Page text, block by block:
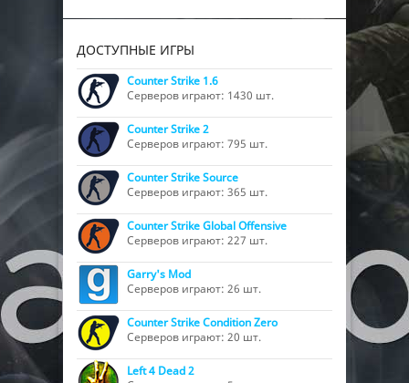
ДОСТУПНЫЕ ИГРЫ
Counter Strike 1.6
Серверов играют: 1430 шт.
Counter Strike 2
Серверов играют: 795 шт.
Counter Strike Source
Серверов играют: 365 шт.
Counter Strike Global Offensive
Серверов играют: 227 шт.
Garry's Mod
Серверов играют: 26 шт.
Counter Strike Condition Zero
Серверов играют: 20 шт.
Left 4 Dead 2